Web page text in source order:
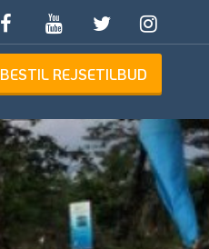
BESTIL REJSETILBUD